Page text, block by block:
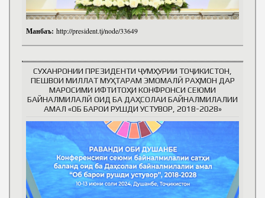
Манбаъ: http://president.tj/node/33649
СУХАНРОНИИ ПРЕЗИДЕНТИ ҶУМҲУРИИ ТОҶИКИСТОН,
ПЕШВОИ МИЛЛАТ МУҲТАРАМ ЭМОМАЛӢ РАҲМОН ДАР
МАРОСИМИ ИФТИТОҲИ КОНФРОНСИ СЕЮМИ
БАЙНАЛМИЛАЛӢ ОИД БА ДАҲСОЛАИ БАЙНАЛМИЛАЛИИ
АМАЛ «ОБ БАРОИ РУШДИ УСТУВОР, 2018-2028»